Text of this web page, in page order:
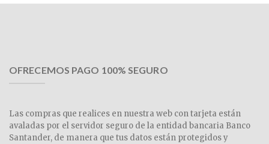
OFRECEMOS PAGO 100% SEGURO
Las compras que realices en nuestra web con tarjeta están
avaladas por el servidor seguro de la entidad bancaria Banco
Santander, de manera que tus datos están protegidos y